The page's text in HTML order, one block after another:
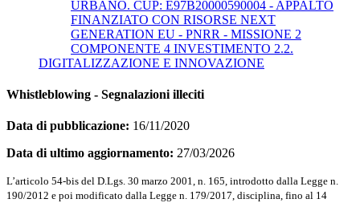
URBANO. CUP: E97B20000590004 - APPALTO
FINANZIATO CON RISORSE NEXT
GENERATION EU - PNRR - MISSIONE 2
COMPONENTE 4 INVESTIMENTO 2.2.
DIGITALIZZAZIONE E INNOVAZIONE
Whistleblowing - Segnalazioni illeciti
Data di pubblicazione: 16/11/2020
Data di ultimo aggiornamento: 27/03/2026
L’articolo 54-bis del D.Lgs. 30 marzo 2001, n. 165, introdotto dalla Legge n.
190/2012 e poi modificato dalla Legge n. 179/2017, disciplina, fino al 14